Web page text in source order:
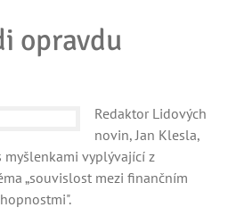
opravdu
Redaktor Lidových
novin, Jan Klesla,
myšlenkami vyplývající z
„souvislost mezi finančním